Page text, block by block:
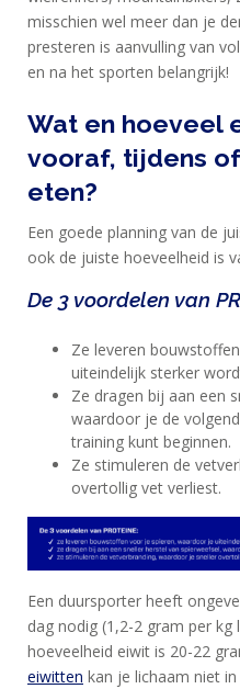
misschien wel meer dan je
presteren is aanvulling van
en na het sporten belangrijk!
Wat en hoeveel
vooraf, tijdens
eten?
Een goede planning van de
ook de juiste hoeveelheid is
De 3 voordelen van
Ze leveren
uiteindelijk sterker
Ze dragen bij aan een
waardoor je de
training kunt beginnen.
Ze stimuleren de
overtollig vet verliest.
Een duursporter heeft
dag nodig (1,2-2 gram per
hoeveelheid eiwit is 20-22
eiwitten kan je lichaam niet
HERSTEL
SPORT
EN
MAXIM
TRAINING
CIRKEL
MAXIM
BLUE
NANA
KLANTENSERVICE